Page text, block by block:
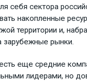
себя сектора
накопленные
территории и,
зарубежные рынки.
еще средние
лидерами, но